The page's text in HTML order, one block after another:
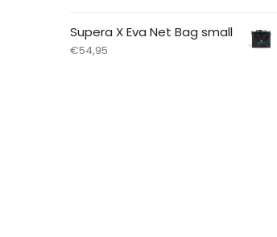
Supera X Eva Net Bag small
€54,95